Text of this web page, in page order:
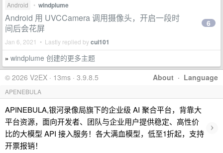
Android • windplume
Android 用 UVCCamera 调用摄像头，开启一段时
间后会花屏
Jan 6, 2021 • Lastly replied bycui101
6
» windplume 创建的更多主题
About · Language
© 2026 V2EX · 13ms · 3.9.8.5
APENEBULA
APINEBULA,银河录像局旗下的企业级 AI 聚合平台，背靠大
平台资源，面向开发者、团队与企业用户提供稳定、高性价
比的大模型 API 接入服务！各大满血模型，低至1折起，支持
开票报销！
›